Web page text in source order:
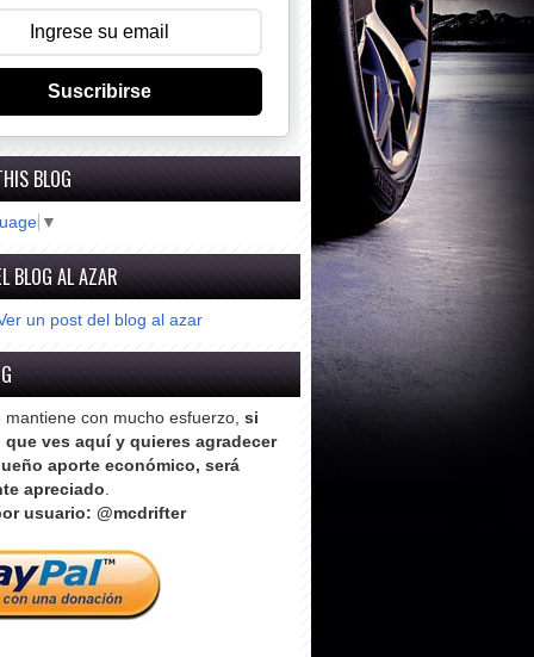
Suscribirse
BLOG
▼
BLOG AL AZAR
un post del blog al azar
mantiene con mucho esfuerzo, si
ves aquí y quieres agradecer
aporte económico, será
apreciado.
usuario: @mcdrifter